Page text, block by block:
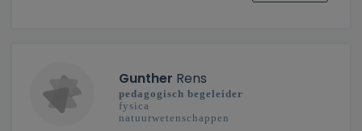
Gunther Rens
pedagogisch begeleider
fysica
natuurwetenschappen